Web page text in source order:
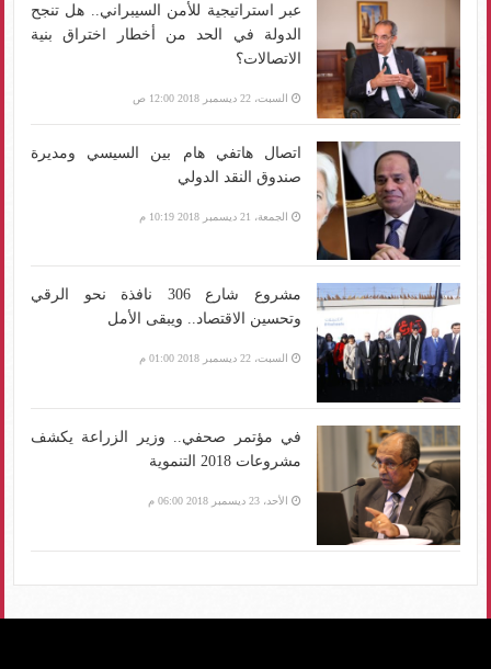
عبر استراتيجية للأمن السيبراني.. هل تنجح
الدولة في الحد من أخطار اختراق بنية
الاتصالات؟
السبت، 22 ديسمبر 2018 12:00 ص
اتصال هاتفي هام بين السيسي ومديرة
صندوق النقد الدولي
الجمعة، 21 ديسمبر 2018 10:19 م
مشروع شارع 306 نافذة نحو الرقي
وتحسين الاقتصاد.. ويبقى الأمل
السبت، 22 ديسمبر 2018 01:00 م
في مؤتمر صحفي.. وزير الزراعة يكشف
مشروعات 2018 التنموية
الأحد، 23 ديسمبر 2018 06:00 م